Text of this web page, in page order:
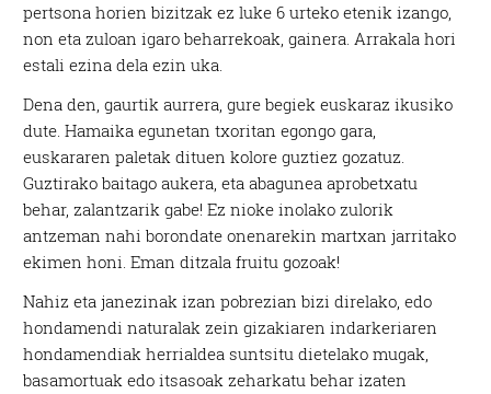
pertsona horien bizitzak ez luke 6 urteko etenik izango,
non eta zuloan igaro beharrekoak, gainera. Arrakala hori
estali ezina dela ezin uka.
Dena den, gaurtik aurrera, gure begiek euskaraz ikusiko
dute. Hamaika egunetan txoritan egongo gara,
euskararen paletak dituen kolore guztiez gozatuz.
Guztirako baitago aukera, eta abagunea aprobetxatu
behar, zalantzarik gabe! Ez nioke inolako zulorik
antzeman nahi borondate onenarekin martxan jarritako
ekimen honi. Eman ditzala fruitu gozoak!
Nahiz eta janezinak izan pobrezian bizi direlako, edo
hondamendi naturalak zein gizakiaren indarkeriaren
hondamendiak herrialdea suntsitu dietelako mugak,
basamortuak edo itsasoak zeharkatu behar izaten